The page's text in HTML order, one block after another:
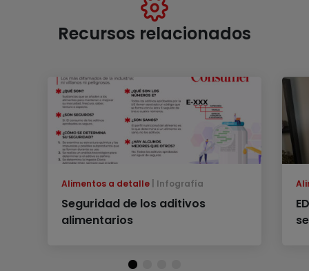
Recursos relacionados
Alimentos a detalle Infografía
Seguridad de los aditivos
alimentarios